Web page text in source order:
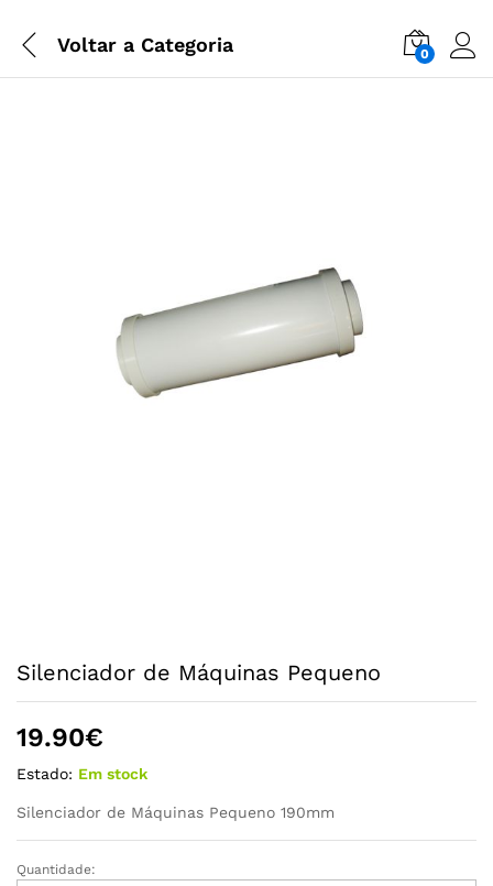
Voltar a Categoria 0
Silenciador de Máquinas Pequeno
19.90€
Estado: Em stock
Silenciador de Máquinas Pequeno 190mm
Silenciador
Quantidade: